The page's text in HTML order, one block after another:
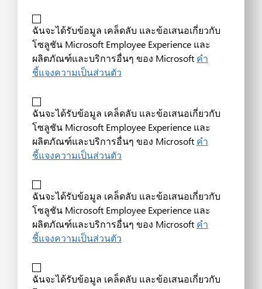
ฉันจะได้รับข้อมูล เคล็ดลับ และข้อเสนอเกี่ยวกับ
โซลูชัน Microsoft Employee Experience และ
ผลิตภัณฑ์และบริการอื่นๆ ของ Microsoft คำ
ชี้แจงความเป็นส่วนตัว
ฉันจะได้รับข้อมูล เคล็ดลับ และข้อเสนอเกี่ยวกับ
โซลูชัน Microsoft Employee Experience และ
ผลิตภัณฑ์และบริการอื่นๆ ของ Microsoft คำ
ชี้แจงความเป็นส่วนตัว
ฉันจะได้รับข้อมูล เคล็ดลับ และข้อเสนอเกี่ยวกับ
โซลูชัน Microsoft Employee Experience และ
ผลิตภัณฑ์และบริการอื่นๆ ของ Microsoft คำ
ชี้แจงความเป็นส่วนตัว
ฉันจะได้รับข้อมูล เคล็ดลับ และข้อเสนอเกี่ยวกับ